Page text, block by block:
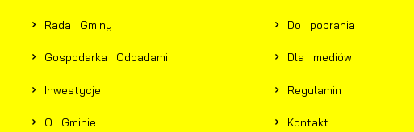
Rada Gminy
Gospodarka Odpadami
Inwestycje
O Gminie
Do pobrania
Dla mediów
Regulamin
Kontakt